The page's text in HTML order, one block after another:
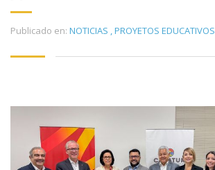
Publicado en: NOTICIAS ,PROYETOS EDUCATIVOS